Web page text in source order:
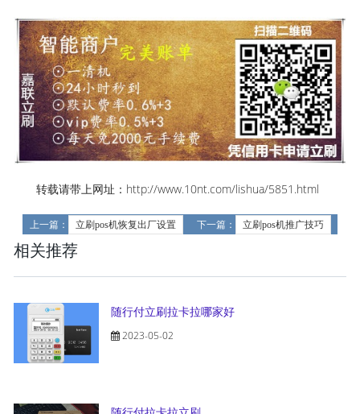
转载请带上网址：http://www.10nt.com/lishua/5851.html
上一篇： 立刷pos机恢复出厂设置 下一篇： 立刷pos机推广技巧
相关推荐
随行付立刷拉卡拉哪家好
2023-05-02